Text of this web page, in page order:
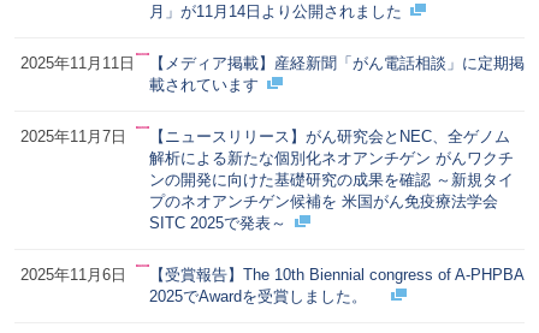
月」が11月14日より公開されました
2025年11月11日
【メディア掲載】産経新聞「がん電話相談」に定期掲
載されています
2025年11月7日
【ニュースリリース】がん研究会とNEC、全ゲノム
解析による新たな個別化ネオアンチゲン がんワクチ
ンの開発に向けた基礎研究の成果を確認 ～新規タイ
プのネオアンチゲン候補を 米国がん免疫療法学会
SITC 2025で発表～
2025年11月6日
【受賞報告】The 10th Biennial congress of A-PHPBA
2025でAwardを受賞しました。